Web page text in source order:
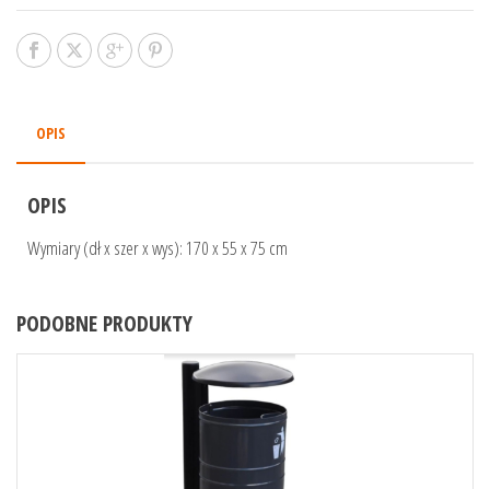
OPIS
OPIS
Wymiary (dł x szer x wys): 170 x 55 x 75 cm
PODOBNE PRODUKTY